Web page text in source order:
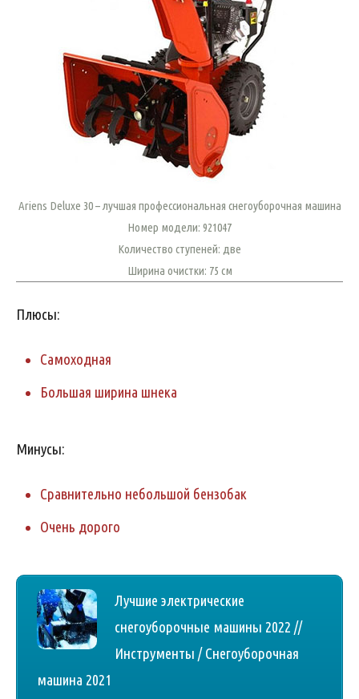
Ariens Deluxe 30 – лучшая профессиональная снегоуборочная машина
Номер модели: 921047
Количество ступеней: две
Ширина очистки: 75 см
Плюсы:
Самоходная
Большая ширина шнека
Минусы:
Сравнительно небольшой бензобак
Очень дорого
Лучшие электрические
снегоуборочные машины 2022 //
Инструменты / Снегоуборочная
машина 2021